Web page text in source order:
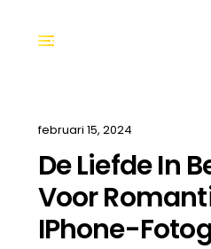
februari 15, 2024
De Liefde In
Voor
IPhone-